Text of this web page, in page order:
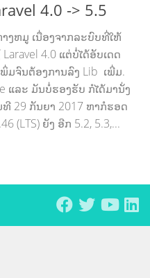
4.0 -> 5.5
ງຫມູ ເນື່ອງຈາກລະບົບທີ່ໃຫ້
4.0 ແຕ່ບໍ່ໄດ້ອັບເດດ
ມຈົນຕ້ອງການລົງ Lib ເພີ່ມ.
ແລະ ມັນບໍ່ຮອງຮັບ ກໍໄດ້ມານັ່ງ
29 ກັນຍາ 2017 ຫາກໍຮອດ
(LTS) ຍັງ ອີກ 5.2, 5.3,...